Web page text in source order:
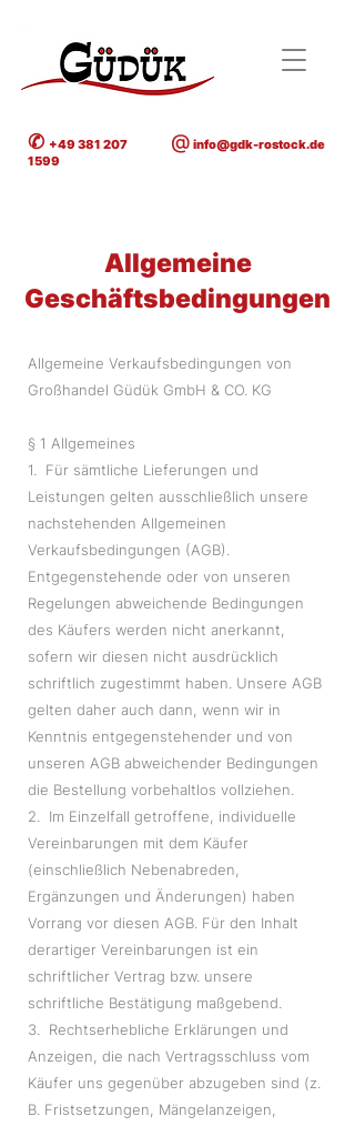
✆ +49 381 207
1599
@ info@gdk-rostock.de
Allgemeine
Geschäftsbedingungen
Allgemeine Verkaufsbedingungen von
Großhandel Güdük GmbH & CO. KG
§ 1 Allgemeines
1. Für sämtliche Lieferungen und
Leistungen gelten ausschließlich unsere
nachstehenden Allgemeinen
Verkaufsbedingungen (AGB).
Entgegenstehende oder von unseren
Regelungen abweichende Bedingungen
des Käufers werden nicht anerkannt,
sofern wir diesen nicht ausdrücklich
schriftlich zugestimmt haben. Unsere AGB
gelten daher auch dann, wenn wir in
Kenntnis entgegenstehender und von
unseren AGB abweichender Bedingungen
die Bestellung vorbehaltlos vollziehen.
2. Im Einzelfall getroffene, individuelle
Vereinbarungen mit dem Käufer
(einschließlich Nebenabreden,
Ergänzungen und Änderungen) haben
Vorrang vor diesen AGB. Für den Inhalt
derartiger Vereinbarungen ist ein
schriftlicher Vertrag bzw. unsere
schriftliche Bestätigung maßgebend.
3. Rechtserhebliche Erklärungen und
Anzeigen, die nach Vertragsschluss vom
Käufer uns gegenüber abzugeben sind (z.
B. Fristsetzungen, Mängelanzeigen,